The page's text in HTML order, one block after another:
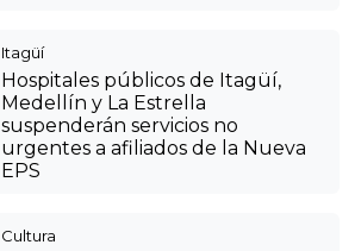
Itagüí
Hospitales públicos de Itagüí,
Medellín y La Estrella
suspenderán servicios no
urgentes a afiliados de la Nueva
EPS
Cultura